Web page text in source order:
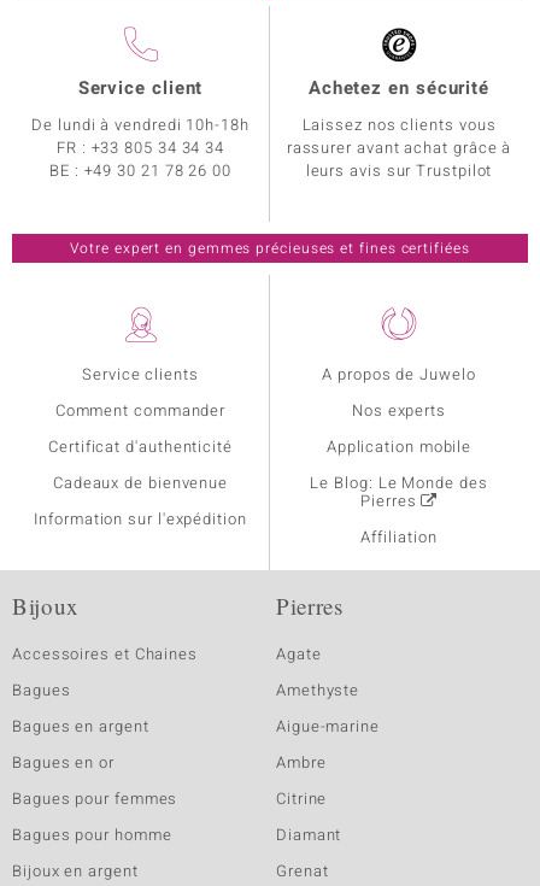
Service clients
Comment commander
Certificat d'authenticité
Cadeaux de bienvenue
Information sur l'expédition
A propos de Juwelo
Nos experts
Application mobile
Le Blog: Le Monde des
Pierres
Affiliation
Service client
De lundi à vendredi 10h-18h
FR : +33 805 34 34 34
BE : +49 30 21 78 26 00
Achetez en sécurité
Laissez nos clients vous
rassurer avant achat grâce à
leurs avis sur Trustpilot
Votre expert en gemmes précieuses et fines certifiées
Bijoux
Accessoires et Chaines
Bagues
Bagues en argent
Bagues en or
Bagues pour femmes
Bagues pour homme
Bijoux en argent
Pierres
Agate
Amethyste
Aigue-marine
Ambre
Citrine
Diamant
Grenat